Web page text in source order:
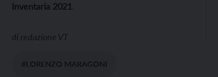
Inventaria 2021.
di redazione VT
#LORENZO MARAGONI